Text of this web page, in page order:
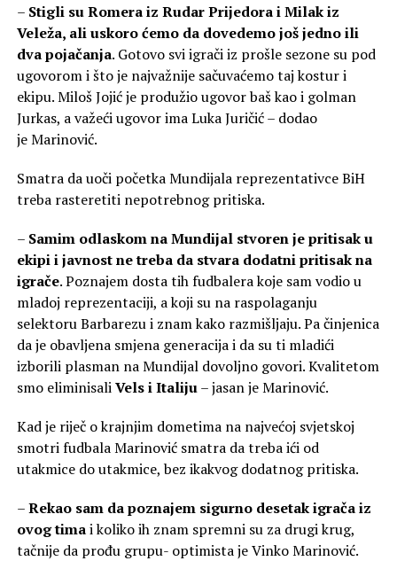
– Stigli su Romera iz Rudar Prijedora i Milak iz
Veleža, ali uskoro ćemo da dovedemo još jedno ili
dva pojačanja. Gotovo svi igrači iz prošle sezone su pod
ugovorom i što je najvažnije sačuvaćemo taj kostur i
ekipu. Miloš Jojić je produžio ugovor baš kao i golman
Jurkas, a važeći ugovor ima Luka Juričić – dodao
je Marinović.
Smatra da uoči početka Mundijala reprezentativce BiH
treba rasteretiti nepotrebnog pritiska.
– Samim odlaskom na Mundijal stvoren je pritisak u
ekipi i javnost ne treba da stvara dodatni pritisak na
igrače. Poznajem dosta tih fudbalera koje sam vodio u
mladoj reprezentaciji, a koji su na raspolaganju
selektoru Barbarezu i znam kako razmišljaju. Pa činjenica
da je obavljena smjena generacija i da su ti mladići
izborili plasman na Mundijal dovoljno govori. Kvalitetom
smo eliminisaliVels i Italiju– jasan je Marinović.
Kad je riječ o krajnjim dometima na najvećoj svjetskoj
smotri fudbala Marinović smatra da treba ići od
utakmice do utakmice, bez ikakvog dodatnog pritiska.
–Rekao sam da poznajem sigurno desetak igrača iz
ovog timai koliko ih znam spremni su za drugi krug,
tačnije da prođu grupu- optimista je Vinko Marinović.